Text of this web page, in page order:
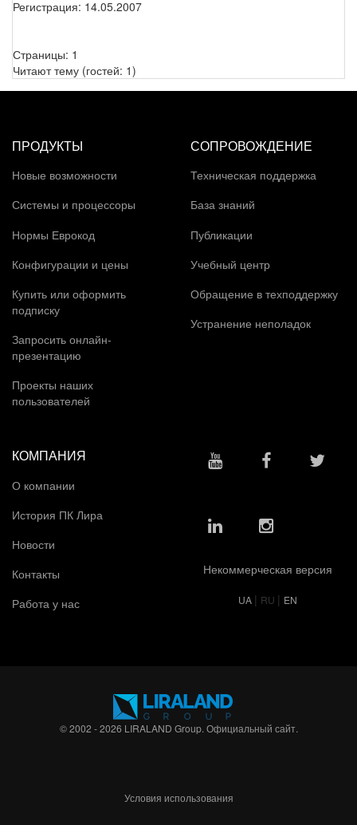
Регистрация: 14.05.2007
Страницы: 1
Читают тему (гостей: 1)
ПРОДУКТЫ
Новые возможности
Системы и процессоры
Нормы Еврокод
Конфигурации и цены
Купить или оформить
подписку
Запросить онлайн-
презентацию
Проекты наших
пользователей
СОПРОВОЖДЕНИЕ
Техническая поддержка
База знаний
Публикации
Учебный центр
Обращение в техподдержку
Устранение неполадок
КОМПАНИЯ
О компании
История ПК Лира
Новости
Контакты
Работа у нас
Некоммерческая версия
UA | RU | EN
© 2002 - 2026 LIRALAND Group. Официальный сайт.
Условия использования